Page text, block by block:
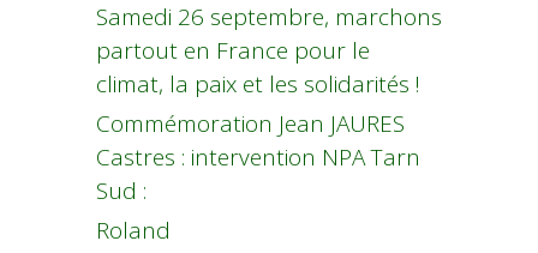
Samedi 26 septembre, marchons
partout en France pour le
climat, la paix et les solidarités !
Commémoration Jean JAURES
Castres : intervention NPA Tarn
Sud :
Roland